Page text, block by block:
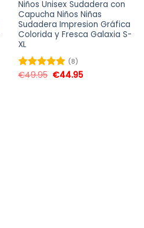
Niños Unisex Sudadera con
Capucha Niños Niñas
Sudadera Impresion Gráfica
Colorida y Fresca Galaxia S-
XL
Valorado
(8)
€49.95 €44.95